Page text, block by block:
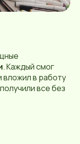
. Каждый смог
вложил в работу
все без